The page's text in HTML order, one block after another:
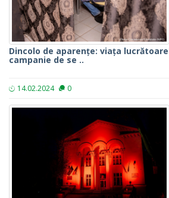
Dincolo de aparențe: viața
campanie de se ..
14.02.2024 0